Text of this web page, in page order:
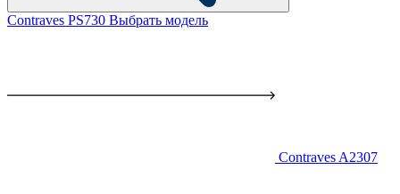
Contraves PS730 Выбрать модель
Contraves A2307